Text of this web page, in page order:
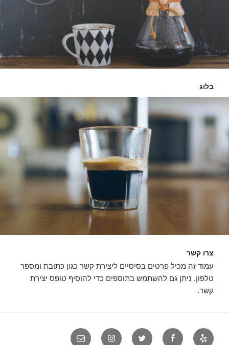
בלוג
צרו קשר
עמוד זה מכיל פרטים בסיסיים ליצירת קשר כגון כתובת ומספר
טלפון. ניתן גם להשתמש בתוספים כדי להוסיף טופס יצירת
קשר.
יאלפ פייסבוק טוויטר אינסטגרםאימייל